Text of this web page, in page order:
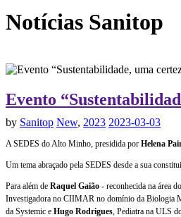
Notícias Sanitop
Evento
by Sanitop New, 2023 2023-03-03
A SEDES do Alto Minho, presidida por Helena
Um tema abraçado pela SEDES desde a sua
Para além de Raquel Gaião - reconhecida na área
Investigadora no CIIMAR no domínio da Biologia
da Systemic e Hugo Rodrigues , Pediatra na ULS